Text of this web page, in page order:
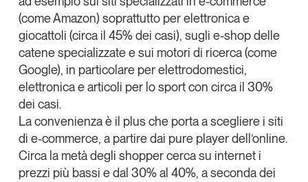
(come Amazon) soprattutto per elettronica e
giocattoli (circa il 45% dei casi), sugli e-shop delle
catene specializzate e sui motori di ricerca (come
Google), in particolare per elettrodomestici,
elettronica e articoli per lo sport con circa il 30%
dei casi.
La convenienza è il plus che porta a scegliere i siti
di e-commerce, a partire dai pure player dell’online.
Circa la metà degli shopper cerca su internet i
prezzi più bassi e dal 30% al 40%, a seconda dei